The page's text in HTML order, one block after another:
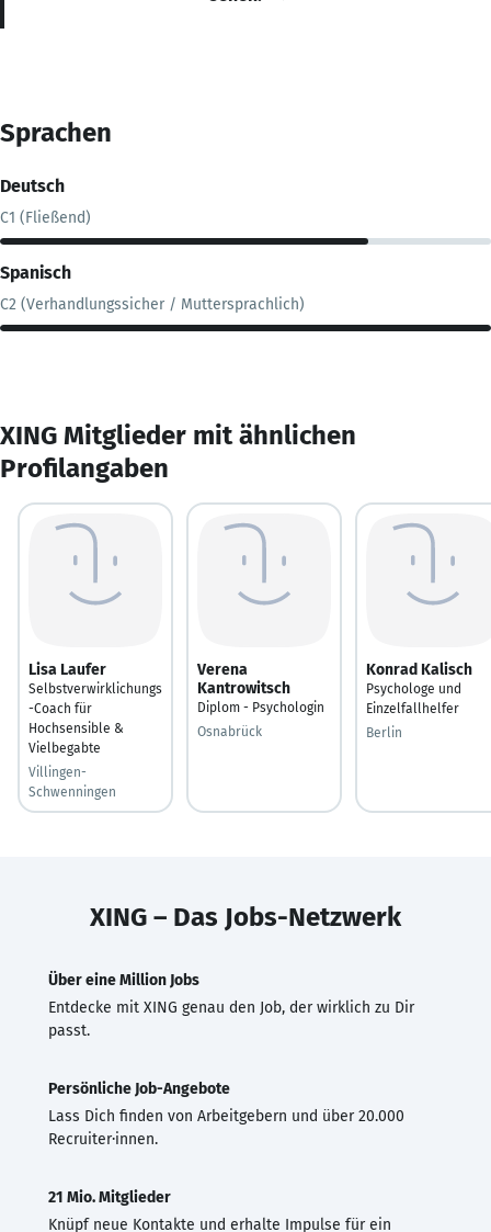
Sprachen
Deutsch
C1 (Fließend)
Spanisch
C2 (Verhandlungssicher / Muttersprachlich)
XING Mitglieder mit ähnlichen
Profilangaben
Lisa Laufer
Selbstverwirklichungs
-Coach für
Hochsensible &
Vielbegabte
Villingen-
Schwenningen
Verena
Kantrowitsch
Diplom - Psychologin
Osnabrück
Konrad Kalisch
Psychologe und
Einzelfallhelfer
Berlin
XING – Das Jobs-Netzwerk
Über eine Million Jobs
Entdecke mit XING genau den Job, der wirklich zu Dir
passt.
Persönliche Job-Angebote
Lass Dich finden von Arbeitgebern und über 20.000
Recruiter·innen.
21 Mio. Mitglieder
Knüpf neue Kontakte und erhalte Impulse für ein